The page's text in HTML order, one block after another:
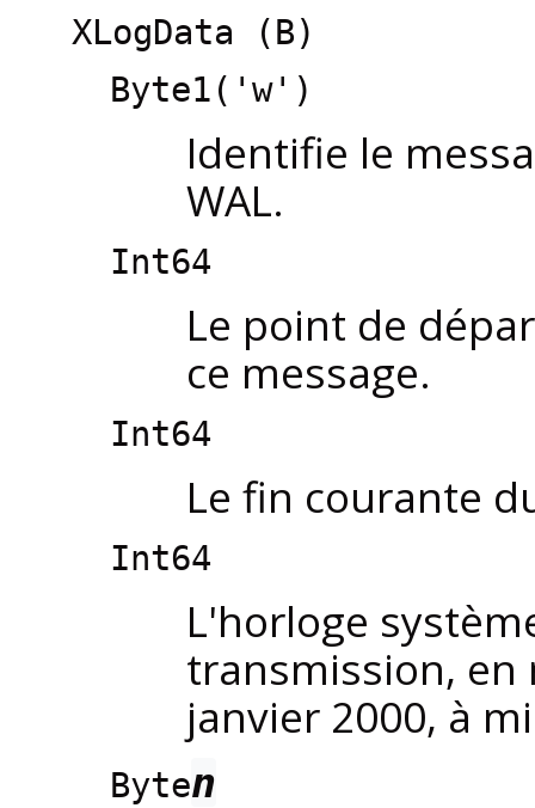
XLogData (B)
Byte1('w')
Identifie le
WAL.
Int64
Le point de
ce message.
Int64
Le fin courante
Int64
L'horloge
transmission, en
janvier 2000, à
Byten